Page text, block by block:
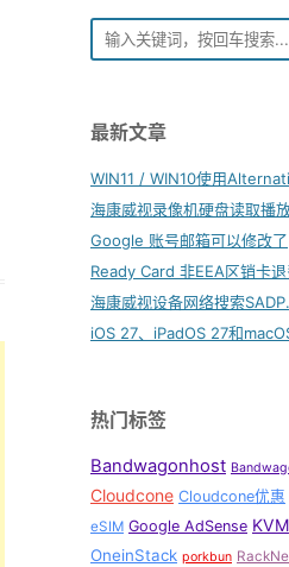
最新文章
海康威视录像机硬盘读取播
Google 账号邮箱可以修改了
Ready Card 非EEA区销卡
海康威视设备网络搜索
热门标签
Bandwagonhost
Cloudcone Cloudcone优惠
eSIM Google AdSense KVM
OneinStack porkbun